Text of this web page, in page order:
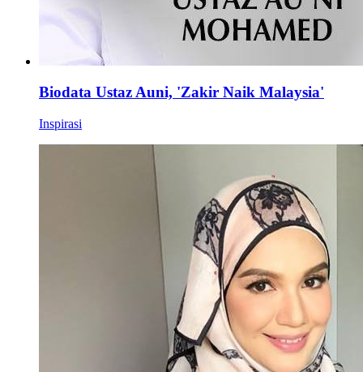
Biodata Ustaz Auni, 'Zakir Naik Malaysia'
Inspirasi